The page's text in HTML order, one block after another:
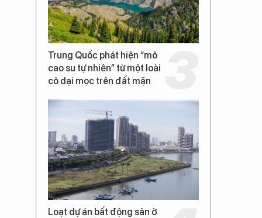
Trung Quốc phát hiện “mỏ
cao su tự nhiên” từ một loài
cỏ dại mọc trên đất mặn
Loạt dự án bất động sản ở